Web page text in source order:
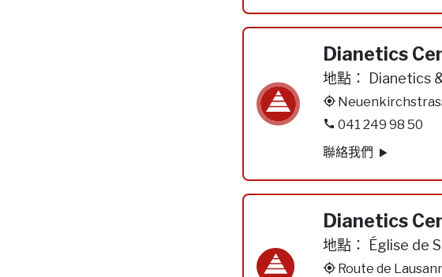
Dianetics
地點： Dianetics
041 249 98 50
聯絡我們
Dianetics
地點： Église de
Route de